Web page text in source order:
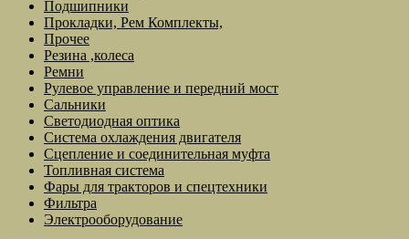
Подшипники
Прокладки, Рем Комплекты,
Прочее
Резина ,колеса
Ремни
Рулевое управление и передний мост
Сальники
Светодиодная оптика
Система охлаждения двигателя
Сцепление и соединительная муфта
Топливная система
Фары для тракторов и спецтехники
Фильтра
Электрооборудование